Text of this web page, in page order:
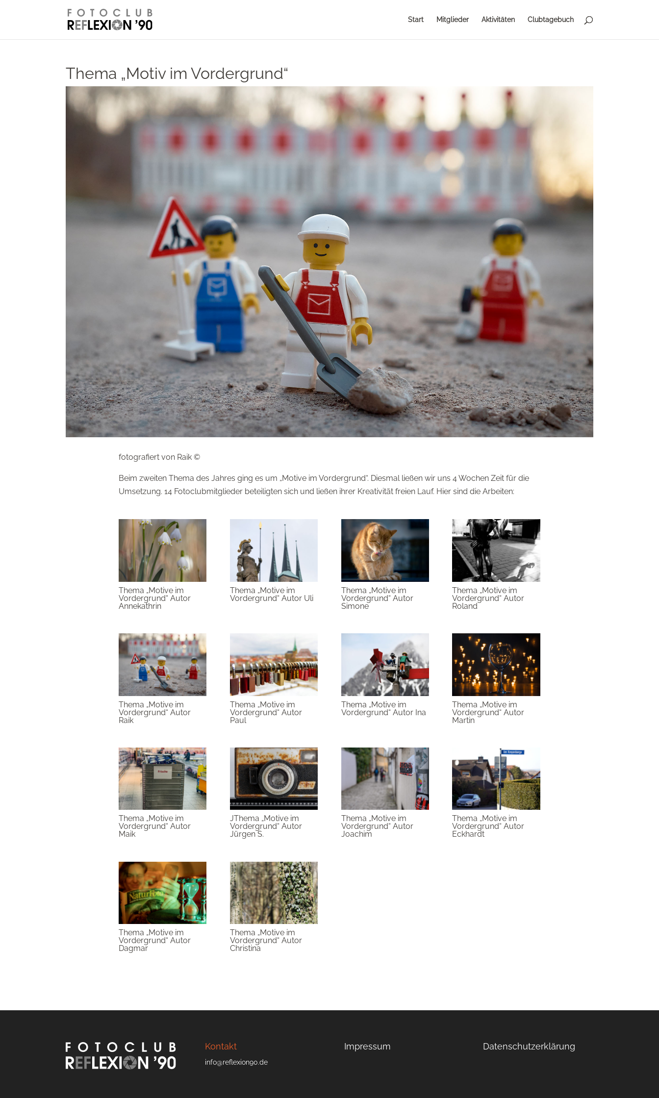
// Disable right-click from images
Start Mitglieder Aktivitäten Clubtagebuch
Thema „Motiv im Vordergrund“
fotografiert von Raik ©
Beim zweiten Thema des Jahres ging es um „Motive im Vordergrund“. Diesmal ließen wir uns 4 Wochen Zeit für die
Umsetzung. 14 Fotoclubmitglieder beteiligten sich und ließen ihrer Kreativität freien Lauf. Hier sind die Arbeiten:
Thema „Motive im
Vordergrund“ Autor
Annekathrin
Thema „Motive im
Vordergrund“ Autor Uli
Thema „Motive im
Vordergrund“ Autor
Simone
Thema „Motive im
Vordergrund“ Autor
Roland
Thema „Motive im
Vordergrund“ Autor
Raik
Thema „Motive im
Vordergrund“ Autor
Paul
Thema „Motive im
Vordergrund“ Autor Ina
Thema „Motive im
Vordergrund“ Autor
Martin
Thema „Motive im
Vordergrund“ Autor
Maik
JThema „Motive im
Vordergrund“ Autor
Jürgen S.
Thema „Motive im
Vordergrund“ Autor
Joachim
Thema „Motive im
Vordergrund“ Autor
Eckhardt
Thema „Motive im
Vordergrund“ Autor
Dagmar
Thema „Motive im
Vordergrund“ Autor
Christina
Kontakt
info@reflexion90.de
Impressum Datenschutzerklärung